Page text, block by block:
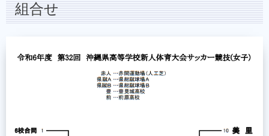
組合せ